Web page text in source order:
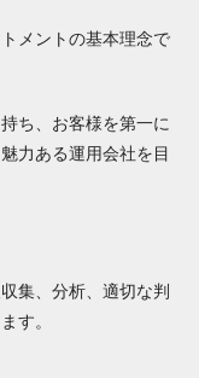
メントの基本理念で
ち、お客様を第一に
力ある運用会社を目
集、分析、適切な判
す。